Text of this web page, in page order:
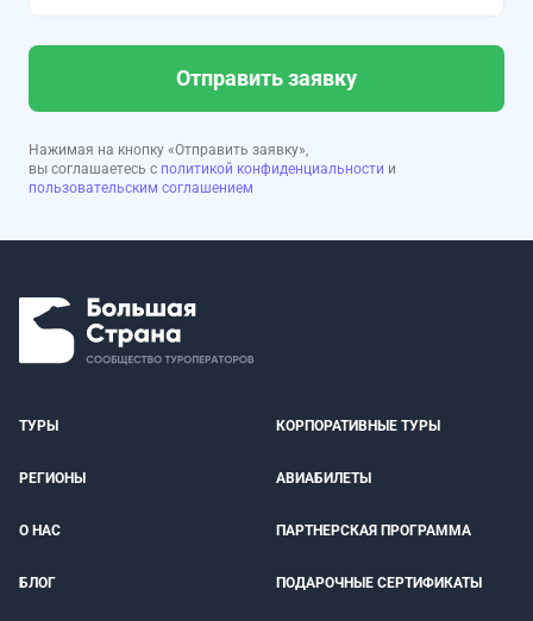
Отправить заявку
Нажимая на кнопку «Отправить заявку»,
вы соглашаетесь с политикой конфиденциальности и
пользовательским соглашением
ТУРЫ КОРПОРАТИВНЫЕ ТУРЫ
РЕГИОНЫ АВИАБИЛЕТЫ
О НАС ПАРТНЕРСКАЯ ПРОГРАММА
БЛОГ ПОДАРОЧНЫЕ СЕРТИФИКАТЫ